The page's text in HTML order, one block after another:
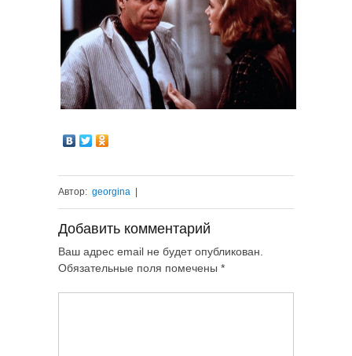
Автор: georgina
Добавить комментарий
Ваш адрес email не будет опубликован.
Обязательные поля помечены *